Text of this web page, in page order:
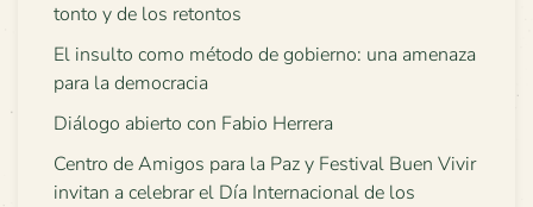
tonto y de los retontos
El insulto como método de gobierno: una amenaza
para la democracia
Diálogo abierto con Fabio Herrera
Centro de Amigos para la Paz y Festival Buen Vivir
invitan a celebrar el Día Internacional de los